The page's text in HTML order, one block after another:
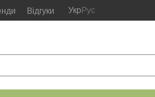
Відгуки Укр Рус